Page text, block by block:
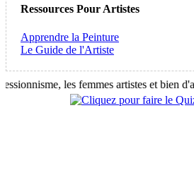
Ressources Pour Artistes
Apprendre la Peinture
Le Guide de l'Artiste
les femmes artistes et bien